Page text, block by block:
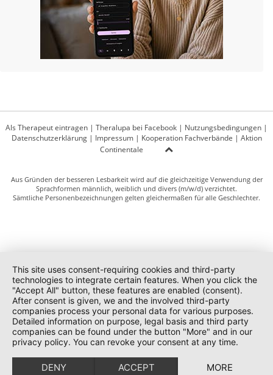
Als Therapeut eintragen | Theralupa bei Facebook | Nutzungsbedingungen |
Datenschutzerklärung| Impressum| Kooperation Fachverbände | Aktion
Continentale
Aus Gründen der besseren Lesbarkeit wird auf die gleichzeitige Verwendung der
Sprachformen männlich, weiblich und divers (m/w/d) verzichtet.
Sämtliche Personenbezeichnungen gelten gleichermaßen für alle Geschlechter.
This site uses consent-requiring cookies and third-party
technologies to integrate certain features. When you click the
"Accept All" button, these features are enabled (consent).
After consent is given, we and the involved third-party
companies process your personal data for various purposes.
Detailed information on purpose, legal basis and third party
companies can be found under the button "More" and in our
privacy policy. You can revoke your consent at any time.
DENY ACCEPT MORE